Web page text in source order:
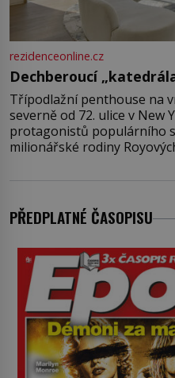
rezidenceonline.cz
Dechberoucí
Třípodlažní penthouse na
severně od 72. ulice v New
protagonistů populárního
milionářské rodiny
jenom jednou z nemovitostí
PŘEDPLATNÉ ČASOPISU